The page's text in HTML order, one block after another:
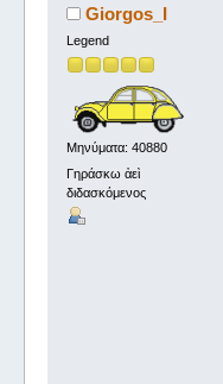
Giorgos_I
Legend
Μηνύματα: 40880
Γηράσκω ἀεὶ
διδασκόμενος